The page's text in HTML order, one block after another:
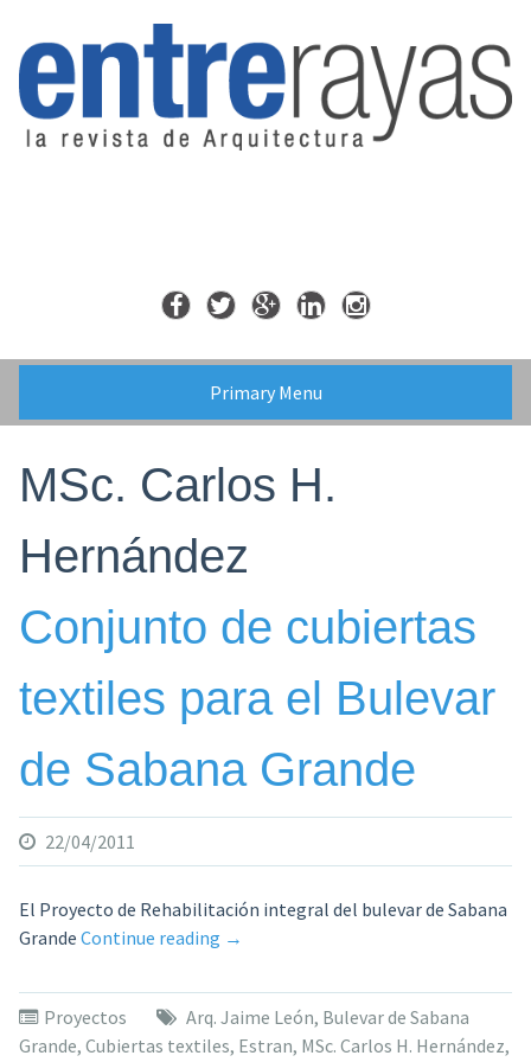
content
Primary Menu
MSc. Carlos H.
Hernández
Conjunto de cubiertas
textiles para el Bulevar
de Sabana Grande
22/04/2011
El Proyecto de Rehabilitación integral del bulevar de Sabana
Grande Continue reading «Conjunto
cubiertas
textiles
para
→
Proyectos Arq. Jaime León, Bulevar de Sabana
Grande, Cubiertas textiles, Estran, MSc. Carlos H. Hernández,